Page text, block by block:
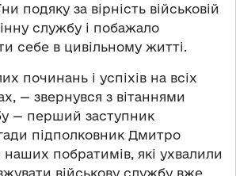
подяку за вірність військовій
службу і побажало
себе в цивільному житті.
починань і успіхів на всіх
— звернувся з вітаннями
— перший заступник
підполковник Дмитро
наших побратимів, які ухвалили
військову службу вже